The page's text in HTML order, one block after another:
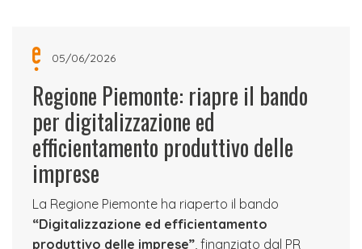
05/06/2026
Regione Piemonte: riapre il bando
per digitalizzazione ed
efficientamento produttivo delle
imprese
La Regione Piemonte ha riaperto il bando
“Digitalizzazione ed efficientamento
produttivo delle imprese” , finanziato dal PR